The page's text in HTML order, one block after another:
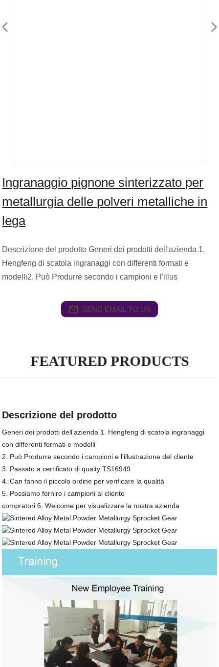
Ingranaggio pignone sinterizzato per
metallurgia delle polveri metalliche in
lega
Descrizione del prodotto Generi dei prodotti dell'azienda 1.
Hengfeng di scatola ingranaggi con differenti formati e
modelli2. Può Produrre secondo i campioni e l'illus
SEND EMAIL TO US
FEATURED PRODUCTS
Descrizione del prodotto
Generi dei prodotti dell'azienda 1. Hengfeng di scatola ingranaggi
con differenti formati e modelli
2. Può Produrre secondo i campioni e l'illustrazione del cliente
3. Passato a certificato di quaity TS16949
4. Can fanno il piccolo ordine per verificare la qualità
5. Possiamo fornire i campioni al cliente
compratori 6. Welcome per visualizzare la nostra azienda